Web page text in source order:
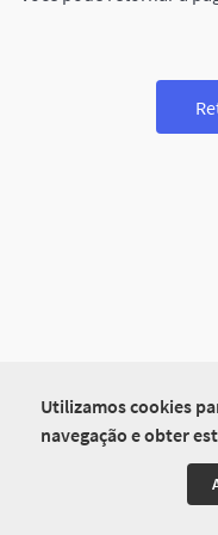
Utilizamos cookies
navegação e obter